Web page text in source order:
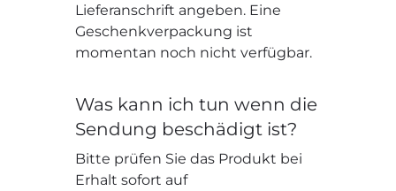
Lieferanschrift angeben. Eine
Geschenkverpackung ist
momentan noch nicht verfügbar.
Was kann ich tun wenn die
Sendung beschädigt ist?
Bitte prüfen Sie das Produkt bei
Erhalt sofort auf